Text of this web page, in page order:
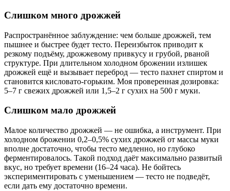
Слишком много дрожжей
Распространённое заблуждение: чем больше дрожжей, тем
пышнее и быстрее будет тесто. Переизбыток приводит к
резкому подъёму, дрожжевому привкусу и грубой, рваной
структуре. При длительном холодном брожении излишек
дрожжей ещё и вызывает переброд — тесто пахнет спиртом и
становится кисловато-горьким. Моя проверенная дозировка:
5–7 г свежих дрожжей или 1,5–2 г сухих на 500 г муки.
Слишком мало дрожжей
Малое количество дрожжей — не ошибка, а инструмент. При
холодном брожении 0,2–0,5% сухих дрожжей от массы муки
вполне достаточно, чтобы тесто медленно, но глубоко
ферментировалось. Такой подход даёт максимально развитый
вкус, но требует времени (16–24 часа). Не бойтесь
экспериментировать с уменьшением — тесто не подведёт,
если дать ему достаточно времени.